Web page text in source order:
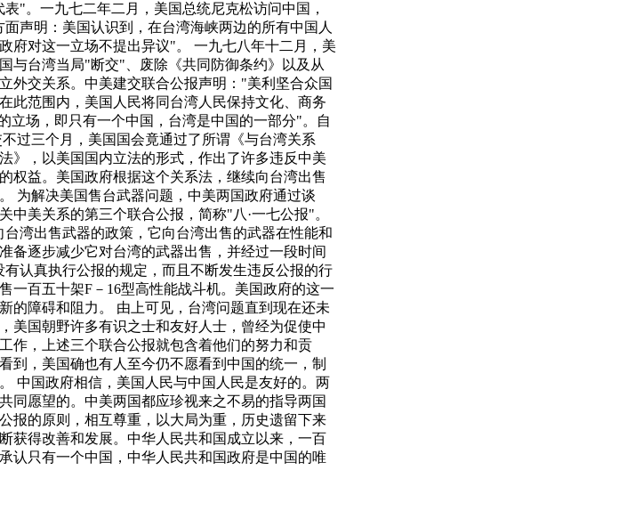
"。一九七二年二月，美国总统尼克松访问中国，
声明：美国认识到，在台湾海峡两边的所有中国人
府对这一立场不提出异议"。 一九七八年十二月，美
与台湾当局"断交"、废除《共同防御条约》以及从
外交关系。中美建交联合公报声明："美利坚合众国
此范围内，美国人民将同台湾人民保持文化、商务
场，即只有一个中国，台湾是中国的一部分"。自
过三个月，美国国会竟通过了所谓《与台湾关系
》，以美国国内立法的形式，作出了许多违反中美
权益。美国政府根据这个关系法，继续向台湾出售
为解决美国售台武器问题，中美两国政府通过谈
美关系的第三个联合公报，简称"八·一七公报"。
湾出售武器的政策，它向台湾出售的武器在性能和
备逐步减少它对台湾的武器出售，并经过一段时间
认真执行公报的规定，而且不断发生违反公报的行
一百五十架F－16型高性能战斗机。美国政府的这一
的障碍和阻力。 由上可见，台湾问题直到现在还未
美国朝野许多有识之士和友好人士，曾经为促使中
作，上述三个联合公报就包含着他们的努力和贡
到，美国确也有人至今仍不愿看到中国的统一，制
中国政府相信，美国人民与中国人民是友好的。两
同愿望的。中美两国都应珍视来之不易的指导两国
报的原则，相互尊重，以大局为重，历史遗留下来
获得改善和发展。中华人民共和国成立以来，一百
认只有一个中国，中华人民共和国政府是中国的唯